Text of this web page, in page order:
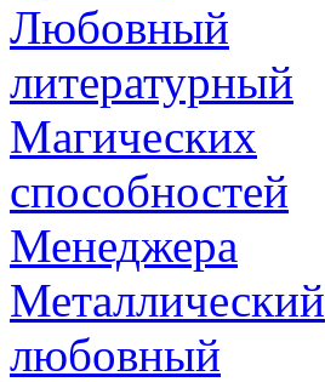
Любовный
литературный
Магических
способностей
Менеджера
Металлический
любовный